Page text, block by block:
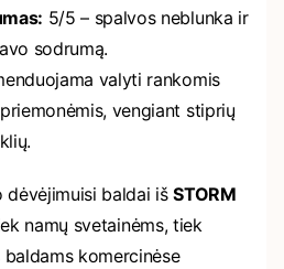
5/5 – spalvos neblunka ir
sodrumą.
valyti rankomis
vengiant stiprių
dėvėjimuisi baldai išSTORM
namų svetainėms, tiek
komercinėse